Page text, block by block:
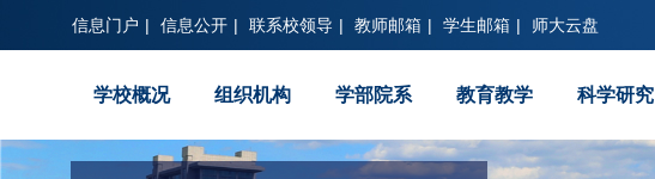
信息门户 | 信息公开 | 联系校领导 | 教师邮箱 | 学生邮箱 | 师大云盘
学校概况 组织机构 学部院系 教育教学 科学研究